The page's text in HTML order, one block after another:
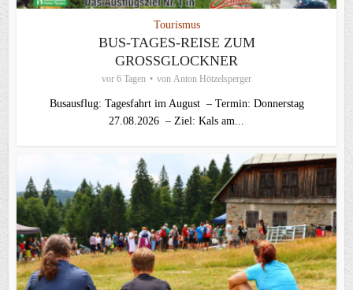
Tourismus
BUS-TAGES-REISE ZUM
GROSSGLOCKNER
vor 6 Tagen von Anton Hötzelsperger
Busausflug: Tagesfahrt im August – Termin: Donnerstag
27.08.2026 – Ziel: Kals am...